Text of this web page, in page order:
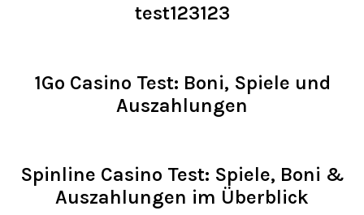
test123123
1Go Casino Test: Boni, Spiele und
Auszahlungen
Spinline Casino Test: Spiele, Boni &
Auszahlungen im Überblick